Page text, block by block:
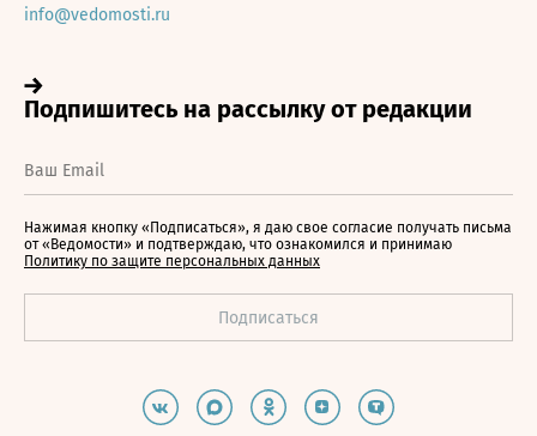
info@vedomosti.ru
Нажимая кнопку «Подписаться», я даю свое согласие получать письма
от «Ведомости» и подтверждаю, что ознакомился и принимаю
Политику по защите персональных данных